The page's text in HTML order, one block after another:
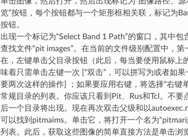
览”按钮，每个按钮都与一个矩形框相关联，标记为
按钮。
出现一个标记为“Select Band 1 Path”的窗口，其中
查找文件“pit images”。在当前的文件级别配置中，
在，左键单击父目录按钮（此后，每当要使用鼠标上
味着只需单击左键一次 [“双击”，可以拼写为或者如
要两次这样的操作] ；如果要应用右键，将选择“右键
常规目录的列表。你应该只看到Pit、Rus和Tcl。不
后一个目录将出现。现在再次双击父级和以
可以找到pitmaims。单击它，将打开一个名为
列表。此后，获取这些图像的简单直接方法是单击浏